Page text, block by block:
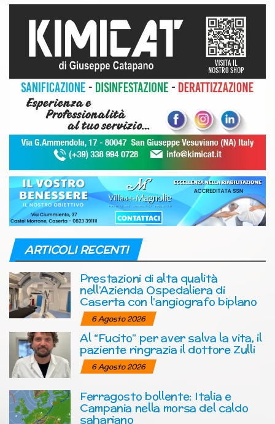
ARTICOLI RECENTI
Prestazioni di alta qualità
nell’Azienda Ospedaliera di
Caserta con l’angiografo biplano
6 Agosto 2026
Al “Fucito” per aver salva la vita, il
paziente ringrazia il dottore Zulli
6 Agosto 2026
Ferragosto bollente: Italia e
Campania nella morsa del caldo
sahariano